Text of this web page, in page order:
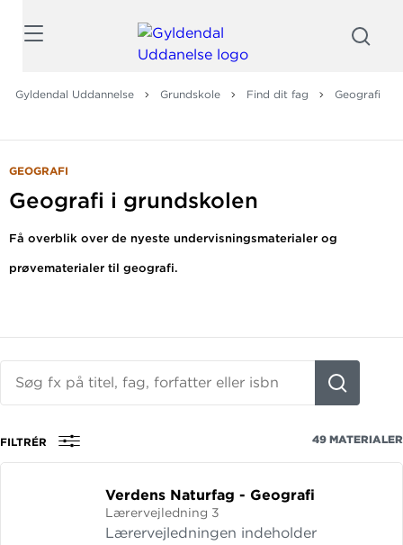
Gyldendal Uddannelse Grundskole Find dit fag Geografi
GEOGRAFI
Geografi i grundskolen
Få overblik over de nyeste undervisningsmaterialer og
prøvematerialer til geografi.
titel,
FILTRÉR 49 MATERIALER
Verdens Naturfag - Geografi
Lærervejledning 3
Lærervejledningen indeholder